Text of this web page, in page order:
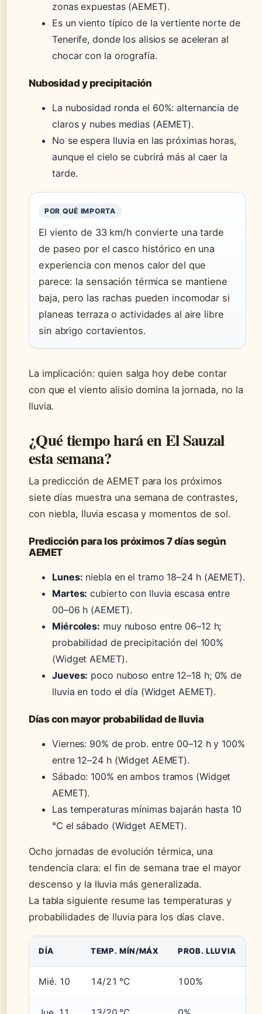
zonas expuestas (AEMET).
Es un viento típico de la vertiente norte de
Tenerife, donde los alisios se aceleran al
chocar con la orografía.
Nubosidad y precipitación
La nubosidad ronda el 60%: alternancia de
claros y nubes medias (AEMET).
No se espera lluvia en las próximas horas,
aunque el cielo se cubrirá más al caer la
tarde.
POR QUÉ IMPORTA
El viento de 33 km/h convierte una tarde
de paseo por el casco histórico en una
experiencia con menos calor del que
parece: la sensación térmica se mantiene
baja, pero las rachas pueden incomodar si
planeas terraza o actividades al aire libre
sin abrigo cortavientos.
La implicación: quien salga hoy debe contar
con que el viento alisio domina la jornada, no la
lluvia.
¿Qué tiempo hará en El Sauzal
esta semana?
La predicción de AEMET para los próximos
siete días muestra una semana de contrastes,
con niebla, lluvia escasa y momentos de sol.
Predicción para los próximos 7 días según
AEMET
Lunes: niebla en el tramo 18–24 h (AEMET).
Martes: cubierto con lluvia escasa entre
00–06 h (AEMET).
Miércoles: muy nuboso entre 06–12 h;
probabilidad de precipitación del 100%
(Widget AEMET).
Jueves: poco nuboso entre 12–18 h; 0% de
lluvia en todo el día (Widget AEMET).
Días con mayor probabilidad de lluvia
Viernes: 90% de prob. entre 00–12 h y 100%
entre 12–24 h (Widget AEMET).
Sábado: 100% en ambos tramos (Widget
AEMET).
Las temperaturas mínimas bajarán hasta 10
°C el sábado (Widget AEMET).
Ocho jornadas de evolución térmica, una
tendencia clara: el fin de semana trae el mayor
descenso y la lluvia más generalizada.
La tabla siguiente resume las temperaturas y
probabilidades de lluvia para los días clave.
DÍA TEMP. MÍN/MÁX PROB. LLUVIA
Mié. 10 14/21 °C 100%